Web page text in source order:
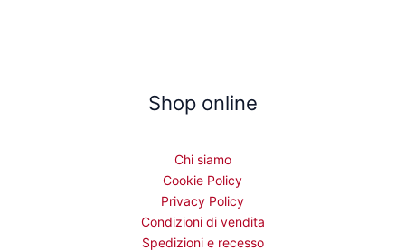
Shop online
Chi siamo
Cookie Policy
Privacy Policy
Condizioni di vendita
Spedizioni e recesso